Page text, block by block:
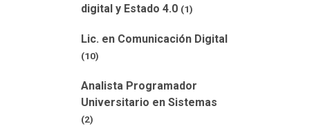
digital y Estado 4.0 (1)
Lic. en Comunicación Digital
(10)
Analista Programador
Universitario en Sistemas
(2)